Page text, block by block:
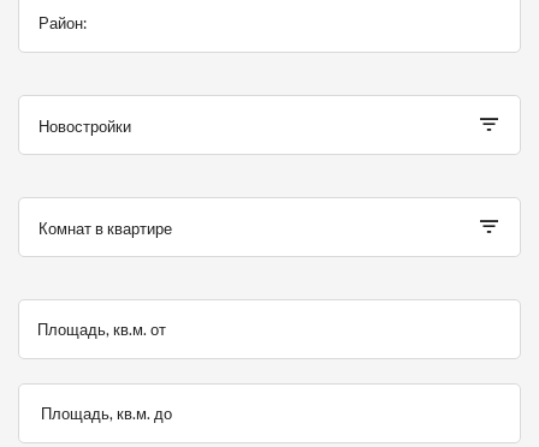
Новостройки
Комнат в квартире
Площадь, кв.м. от
Площадь, кв.м. до